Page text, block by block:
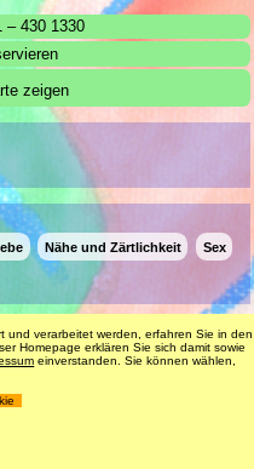
430 1330
zeigen
Nähe und Zärtlichkeit Sex
Termine frei
Nutzungsbedingungen
und verarbeitet werden, erfahren Sie in den
Homepage erklären Sie sich damit sowie
einverstanden. Sie können wählen,